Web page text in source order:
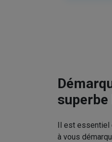
Il est essentiel
à vous